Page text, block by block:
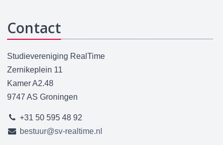
Contact
Studievereniging RealTime
Zernikeplein 11
Kamer A2.48
9747 AS Groningen
+31 50 595 48 92
bestuur@sv-realtime.nl